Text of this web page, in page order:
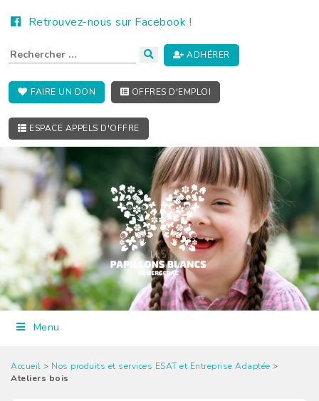
Retrouvez-nous sur Facebook !
ADHÉRER
FAIRE UN DON OFFRES D'EMPLOI
ESPACE APPELS D'OFFRE
Menu
Accueil > Nos produits et services ESAT et Entreprise Adaptée >
Ateliers bois